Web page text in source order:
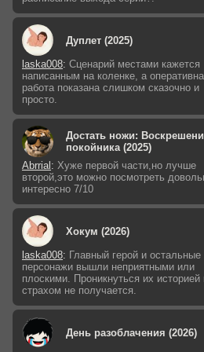
Дуплет (2025)
laska008: Сценарий местами кажется
написанным на коленке, а
работа показана слишком сказочно и
просто.
Достать ножи:
покойника (2025)
Abrrial : Хуже первой части,но лучше
второй,это можно посмотреть
интересно 7/10
Хокум (2026)
laska008: Главный герой и остальные
персонажи вышли неприятными или
плоскими. Проникнуться их историей
страхом не получается.
День разоблачения (2026)